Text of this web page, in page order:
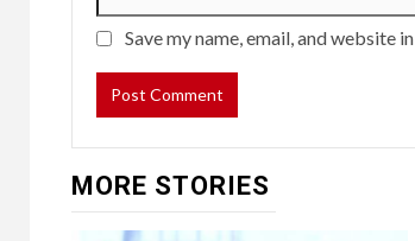
Save my name, email, and website
MORE STORIES